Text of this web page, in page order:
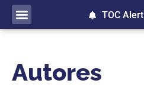
TOC Alert
Autores